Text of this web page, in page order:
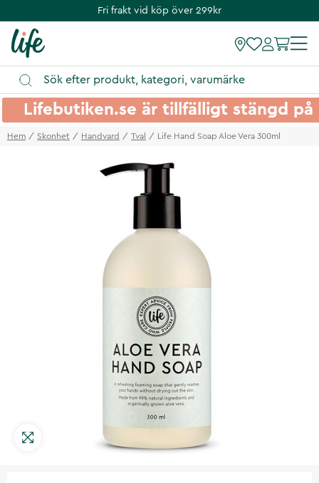
Fri frakt vid köp över 299kr
Lifebutiken.se är tillfälligt stängd
Hem Skonhet Handvard Tval Life Hand Soap Aloe Vera 300ml